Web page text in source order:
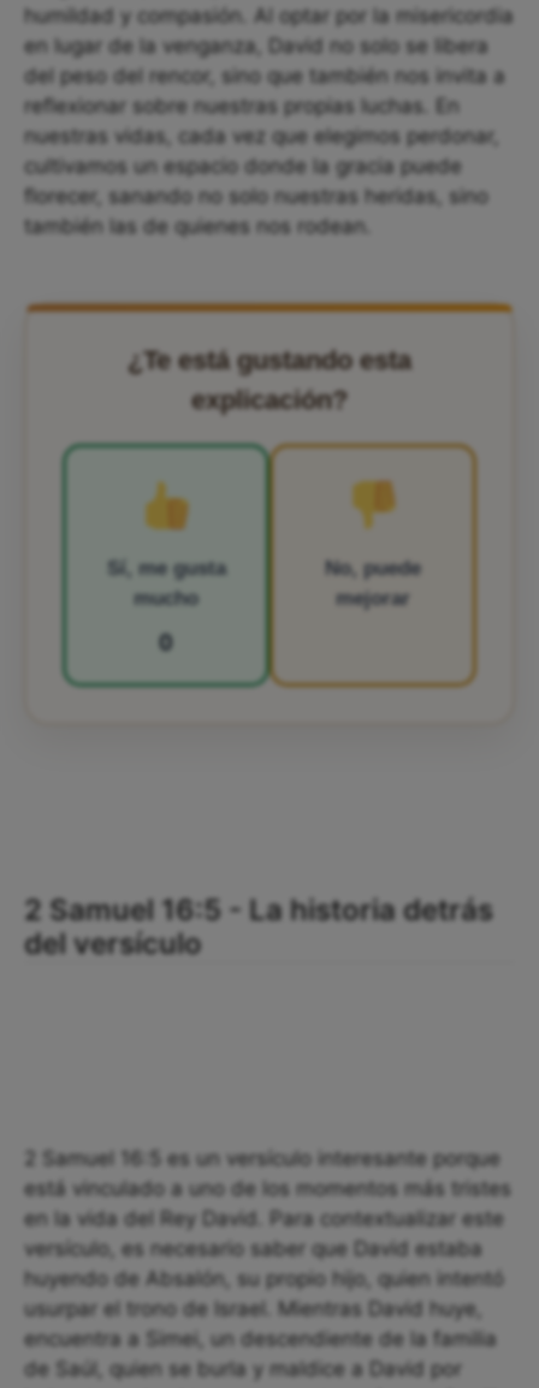
humildad y compasión. Al optar por la misericordia
en lugar de la venganza, David no solo se libera
del peso del rencor, sino que también nos invita a
reflexionar sobre nuestras propias luchas. En
nuestras vidas, cada vez que elegimos perdonar,
cultivamos un espacio donde la gracia puede
florecer, sanando no solo nuestras heridas, sino
también las de quienes nos rodean.
¿Te está gustando esta
explicación?
Sí, me gusta
mucho
0
No, puede
mejorar
2 Samuel 16:5 - La historia detrás
del versículo
2 Samuel 16:5 es un versículo interesante porque
está vinculado a uno de los momentos más tristes
en la vida del Rey David. Para contextualizar este
versículo, es necesario saber que David estaba
huyendo de Absalón, su propio hijo, quien intentó
usurpar el trono de Israel. Mientras David huye,
encuentra a Simei, un descendiente de la familia
de Saúl, quien se burla y maldice a David por